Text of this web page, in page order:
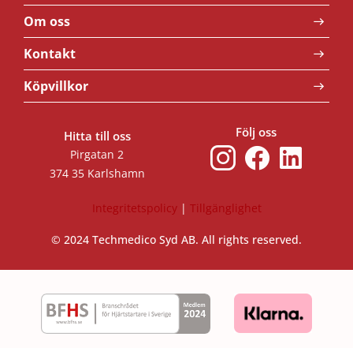
Integritetspolicy| Tillgänglighet
© 2024 Techmedico Syd AB. All rights reserved.
Om oss
Kontakt
Köpvillkor
Hitta till oss
Pirgatan 2
374 35 Karlshamn
Följ oss